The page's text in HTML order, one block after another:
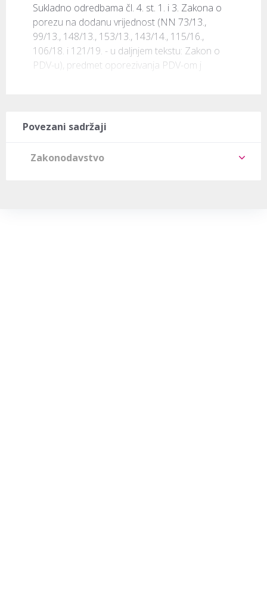
Sukladno odredbama čl. 4. st. 1. i 3. Zakona o
porezu na dodanu vrijednost (NN 73/13.,
99/13., 148/13., 153/13., 143/14., 115/16.,
106/18. i 121/19. - u daljnjem tekstu: Zakon o
PDV-u), predmet oporezivanja PDV-om j
Povezani sadržaji
Zakonodavstvo